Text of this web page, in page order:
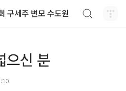
구세주 변모 수도원
으신 분